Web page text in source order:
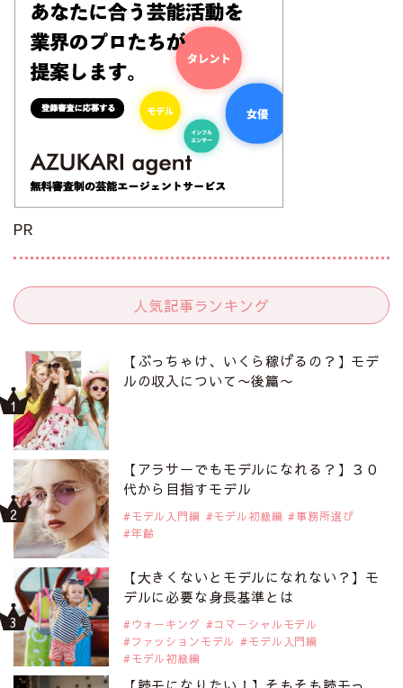
PR
人気記事ランキング
【ぶっちゃけ、いくら稼げるの？】モデ
ルの収入について〜後篇〜
【アラサーでもモデルになれる？】３０
代から目指すモデル
モデル入門編 モデル初級編
事務所選び
年齢
【大きくないとモデルになれない？】モ
デルに必要な身長基準とは
ウォーキング
コマーシャルモデル
ファッションモデル
モデル入門編
モデル初級編